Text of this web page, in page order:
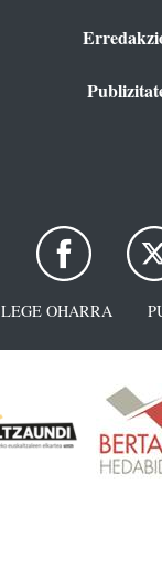
LEGE OHARRA